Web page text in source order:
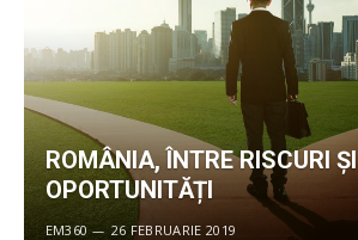
ROMÂNIA, ÎNTRE RISCURI ȘI
OPORTUNITĂȚI
EM360 26 FEBRUARIE 2019